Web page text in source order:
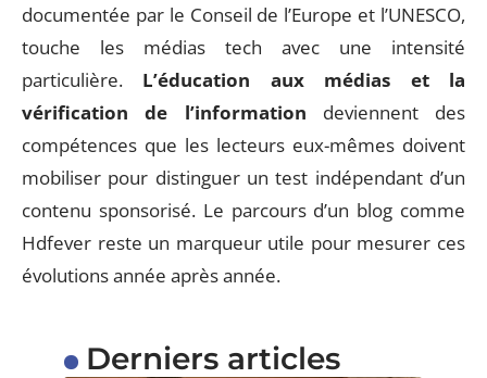
documentée par le Conseil de l’Europe et l’UNESCO,
touche les médias tech avec une intensité
particulière. L’éducation aux médias et la
vérification de l’information deviennent des
compétences que les lecteurs eux-mêmes doivent
mobiliser pour distinguer un test indépendant d’un
contenu sponsorisé. Le parcours d’un blog comme
Hdfever reste un marqueur utile pour mesurer ces
évolutions année après année.
Derniers articles